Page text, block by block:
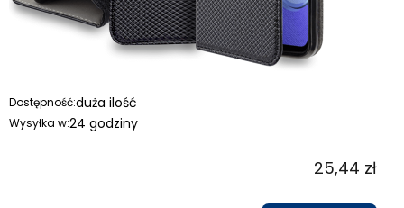
Dostępność:duża ilość
Wysyłka w:24 godziny
25,44 zł